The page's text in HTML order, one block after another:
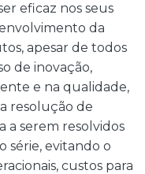
eficaz nos seus
da
apesar de todos
de inovação,
e na qualidade,
resolução de
a serem resolvidos
série, evitando o
custos para